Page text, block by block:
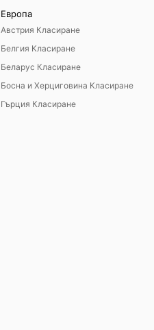
Европа
Австрия Класиране
Белгия Класиране
Беларус Класиране
Босна и Херциговина Класиране
Гърция Класиране